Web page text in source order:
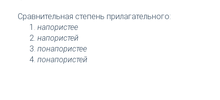
Сравнительная степень прилагательного:
напористее
напористей
понапористее
понапористей